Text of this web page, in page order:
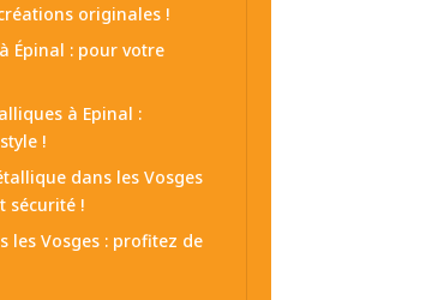
originales !
Épinal : pour votre
à Epinal :
!
dans les Vosges
sécurité !
les Vosges : profitez de